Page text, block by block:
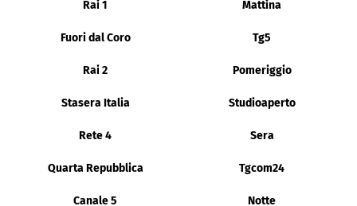
Rai 1 Mattina
Fuori dal Coro Tg5
Rai 2 Pomeriggio
Stasera Italia Studioaperto
Rete 4 Sera
Quarta Repubblica Tgcom24
Canale 5 Notte